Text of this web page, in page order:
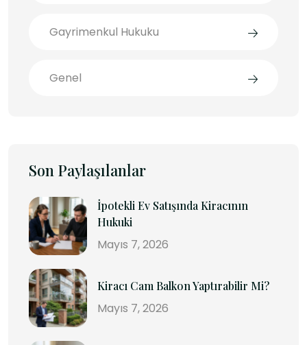
Gayrimenkul Hukuku
Genel
Son Paylaşılanlar
İpotekli Ev Satışında Kiracının
Hukuki
Mayıs 7, 2026
Kiracı Cam Balkon Yaptırabilir Mi?
Mayıs 7, 2026